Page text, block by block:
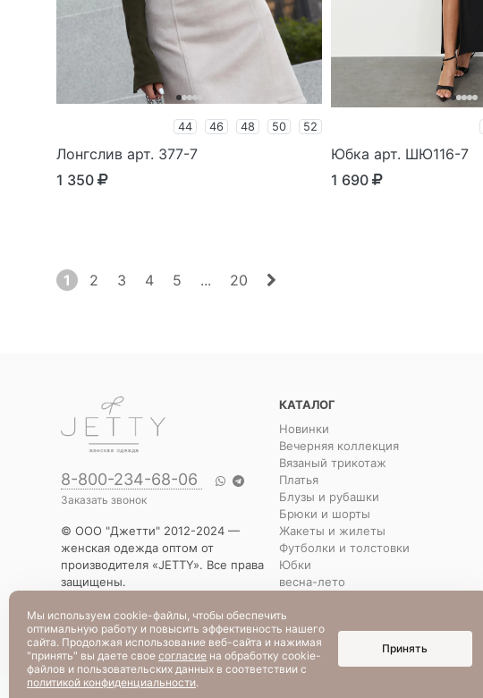
44 46 48 50 52
Лонгслив арт. 377-7
1 350
Юбка арт. ШЮ116-7
1 690
1 2 3 4 5 ... 20
8-800-234-68-06
Заказать звонок
© ООО "Джетти" 2012-2024 —
женская одежда оптом от
производителя «JETTY». Все права
защищены.
условия их приобретения
действительны по состоянию на
текущую дату.
КАТАЛОГ
Новинки
Вечерняя коллекция
Вязаный трикотаж
Платья
Блузы и рубашки
Брюки и шорты
Жакеты и жилеты
Футболки и толстовки
Юбки
весна-лето
Уценка
Мы используем cookie-файлы, чтобы обеспечить
оптимальную работу и повысить эффективность нашего
сайта. Продолжая использование веб-сайта и нажимая
"принять" вы даете свое согласие на обработку cookie-
файлов и пользовательских данных в соответствии с
политикой конфиденциальности.
Принять